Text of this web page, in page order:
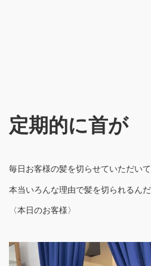
定期的に首が
毎日お客様の髪を切らせていただい
本当いろんな理由で髪を切られるん
〈本日のお客様〉